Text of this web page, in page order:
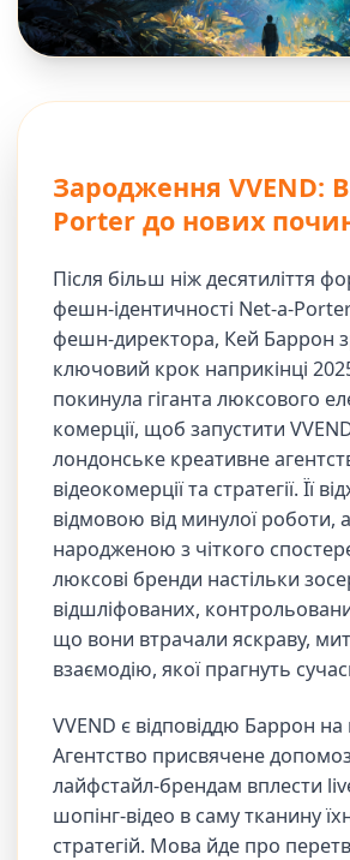
Зародження VVEND:
Porter до нових
Після більш ніж десятиліття
фешн-ідентичності Net-a-
фешн-директора, Кей Баррон
ключовий крок наприкінці
покинула гіганта люксового
комерції, щоб запустити
лондонське креативне
відеокомерції та стратегії. Її
відмовою від минулої роботи,
народженою з чіткого
люксові бренди настільки
відшліфованих,
що вони втрачали яскраву,
взаємодію, якої прагнуть
VVEND є відповіддю Баррон
Агентство присвячене
лайфстайл-брендам вплести
шопінг-відео в саму тканину
стратегій. Мова йде про